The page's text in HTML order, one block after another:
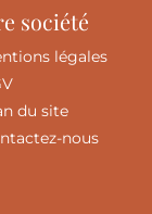
société
légales
du site
nous